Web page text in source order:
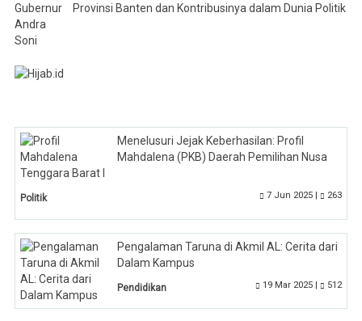
Provinsi Banten dan Kontribusinya dalam Dunia Politik
Menelusuri Jejak Keberhasilan: Profil
Mahdalena (PKB) Daerah Pemilihan Nusa
Tenggara Barat I
Politik 7 Jun 2025 | 263
Pengalaman Taruna di Akmil AL: Cerita dari
Dalam Kampus
Pendidikan 19 Mar 2025 | 512